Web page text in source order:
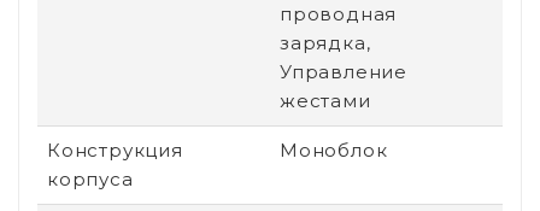
проводная
зарядка,
Управление
жестами
Конструкция
корпуса
Моноблок